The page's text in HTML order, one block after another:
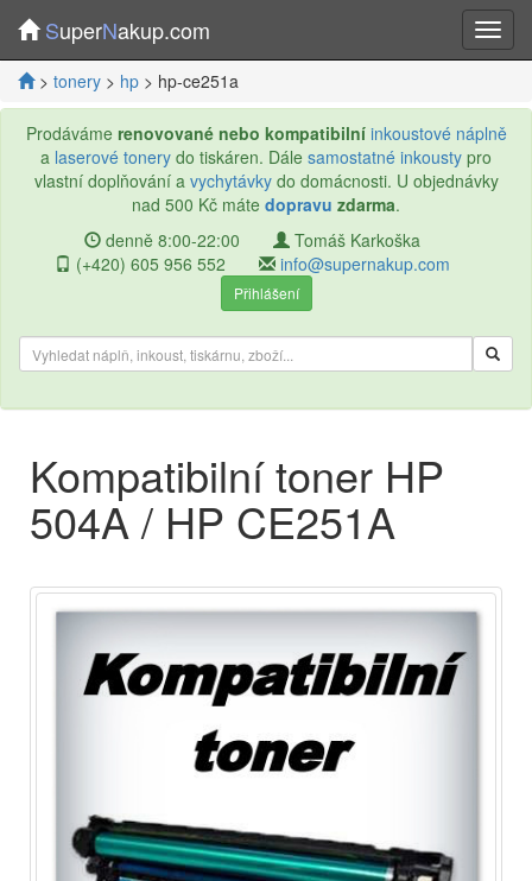
SuperNakup.com
> tonery > hp > hp-ce251a
Prodáváme renovované nebo kompatibilní inkoustové náplně
a laserové tonery do tiskáren. Dále samostatné inkousty pro
vlastní doplňování a vychytávkydo domácnosti. U objednávky
nad 500 Kč máte dopravu zdarma.
denně 8:00-22:00
Tomáš Karkoška
(+420) 605 956 552
info@supernakup.com
Přihlášení
Kompatibilní toner HP
504A / HP CE251A